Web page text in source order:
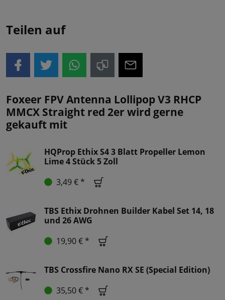
Teilen auf
Foxeer FPV Antenna Lollipop V3 RHCP
MMCX Straight red 2er wird gerne
gekauft mit
HQProp Ethix S4 3 Blatt Propeller Lemon
Lime 4 Stück 5 Zoll
3,49 € *
TBS Ethix Drohnen Builder Kabel Set 14, 18
und 26 AWG
19,90 € *
TBS Crossfire Nano RX SE (Special Edition)
35,50 € *